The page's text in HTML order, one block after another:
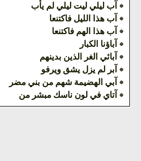
آب ليلي ليت ليلي لم يأب
آب هذا الليل فاكتنعا
آب هذا الهم فاكتنعا
آباؤنا الكبار
آبائي الغر الذين بدينهم
آبر لم يزل يشق ويرفو
آبي الهضيمة شهم من بني مضر
آتاي في لون ناسك مبشر من